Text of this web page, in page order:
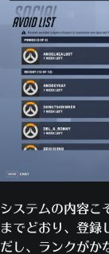
システムの内容こ
までどおり、登録
だし、ランクがか